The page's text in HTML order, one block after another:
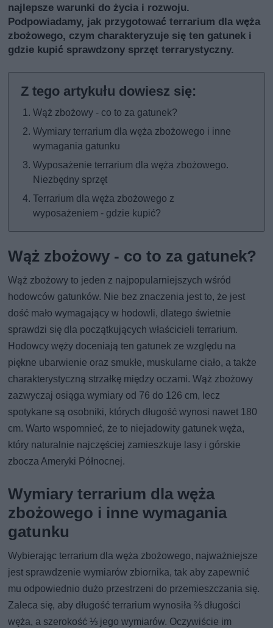
najlepsze warunki do życia i rozwoju.
Podpowiadamy, jak przygotować terrarium dla węża
zbożowego, czym charakteryzuje się ten gatunek i
gdzie kupić sprawdzony sprzęt terrarystyczny.
Wąż zbożowy - co to za gatunek?
Wymiary terrarium dla węża zbożowego i inne
wymagania gatunku
Wyposażenie terrarium dla węża zbożowego.
Niezbędny sprzęt
Terrarium dla węża zbożowego z
wyposażeniem - gdzie kupić?
Wąż zbożowy - co to za gatunek?
Wąż zbożowy to jeden z najpopularniejszych wśród
hodowców gatunków. Nie bez znaczenia jest to, że jest
dość mało wymagający w hodowli, dlatego świetnie
sprawdzi się dla początkujących właścicieli terrarium.
Hodowcy węży doceniają ten gatunek ze względu na
piękne ubarwienie oraz smukłe, muskularne ciało, a także
charakterystyczną strzałkę między oczami. Wąż zbożowy
zazwyczaj osiąga wymiary od 76 do 126 cm, lecz
spotykane są osobniki, których długość wynosi nawet 180
cm. Warto wspomnieć, że to niejadowity gatunek węża,
który naturalnie najczęściej zamieszkuje lasy i górskie
zbocza Ameryki Północnej.
Wymiary terrarium dla węża
zbożowego i inne wymagania
gatunku
Wybierając terrarium dla węża zbożowego, najważniejsze
jest sprawdzenie wymiarów zbiornika, tak aby zapewnić
mu odpowiednio dużo przestrzeni do przemieszczania się.
Zaleca się, aby długość terrarium wynosiła ⅔ długości
węża, a szerokość ⅓ jego wymiarów. Oczywiście im